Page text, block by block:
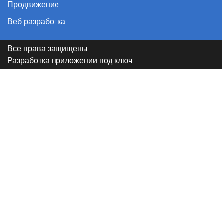
Продвижение
Веб разработка
Все права защищены
Разработка приложении под ключ